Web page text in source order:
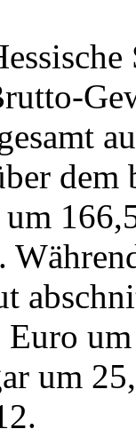
dem
um
um
um